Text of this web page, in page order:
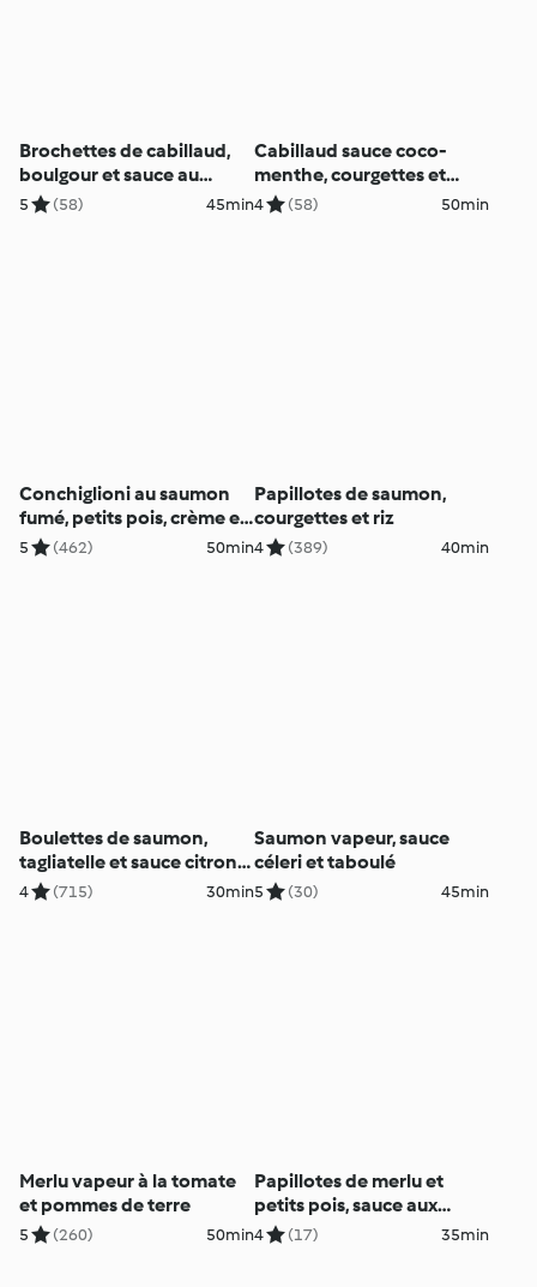
Brochettes de cabillaud,
boulgour et sauce au
yaourt
5 (58) 45min
Cabillaud sauce coco-
menthe, courgettes et
quinoa aux oignons
4 (58) 50min
Conchiglioni au saumon
fumé, petits pois, crème et
citron
5 (462) 50min
Papillotes de saumon,
courgettes et riz
4 (389) 40min
Boulettes de saumon,
tagliatelle et sauce citron-
aneth
4 (715) 30min
Saumon vapeur, sauce
céleri et taboulé
5 (30) 45min
Merlu vapeur à la tomate
et pommes de terre
5 (260) 50min
Papillotes de merlu et
petits pois, sauce aux
herbes
4 (17) 35min